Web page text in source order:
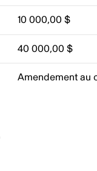
10 000,00 $
40 000,00 $
Amendement au